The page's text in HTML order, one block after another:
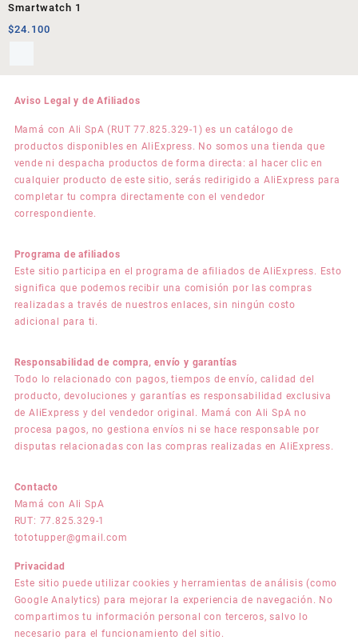
Smartwatch 1
$24.100
Aviso Legal y de Afiliados
Mamá con Ali SpA (RUT 77.825.329-1) es un catálogo de
productos disponibles en AliExpress. No somos una tienda que
vende ni despacha productos de forma directa: al hacer clic en
cualquier producto de este sitio, serás redirigido a AliExpress para
completar tu compra directamente con el vendedor
correspondiente.
Programa de afiliados
Este sitio participa en el programa de afiliados de AliExpress. Esto
significa que podemos recibir una comisión por las compras
realizadas a través de nuestros enlaces, sin ningún costo
adicional para ti.
Responsabilidad de compra, envío y garantías
Todo lo relacionado con pagos, tiempos de envío, calidad del
producto, devoluciones y garantías es responsabilidad exclusiva
de AliExpress y del vendedor original. Mamá con Ali SpA no
procesa pagos, no gestiona envíos ni se hace responsable por
disputas relacionadas con las compras realizadas en AliExpress.
Contacto
Mamá con Ali SpA
RUT: 77.825.329-1
tototupper@gmail.com
Privacidad
Este sitio puede utilizar cookies y herramientas de análisis (como
Google Analytics) para mejorar la experiencia de navegación. No
compartimos tu información personal con terceros, salvo lo
necesario para el funcionamiento del sitio.